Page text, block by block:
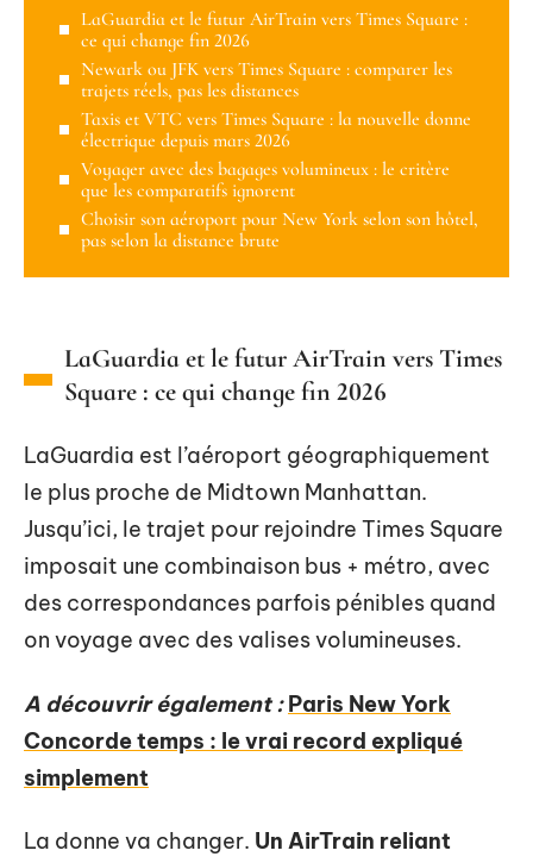
LaGuardia et le futur AirTrain vers Times Square :
ce qui change fin 2026
Newark ou JFK vers Times Square : comparer les
trajets réels, pas les distances
Taxis et VTC vers Times Square : la nouvelle donne
électrique depuis mars 2026
Voyager avec des bagages volumineux : le critère
que les comparatifs ignorent
Choisir son aéroport pour New York selon son hôtel,
pas selon la distance brute
LaGuardia et le futur AirTrain vers Times
Square : ce qui change fin 2026
LaGuardia est l’aéroport géographiquement
le plus proche de Midtown Manhattan.
Jusqu’ici, le trajet pour rejoindre Times Square
imposait une combinaison bus + métro, avec
des correspondances parfois pénibles quand
on voyage avec des valises volumineuses.
A découvrir également : Paris New York
Concorde temps : le vrai record expliqué
simplement
La donne va changer. Un AirTrain reliant